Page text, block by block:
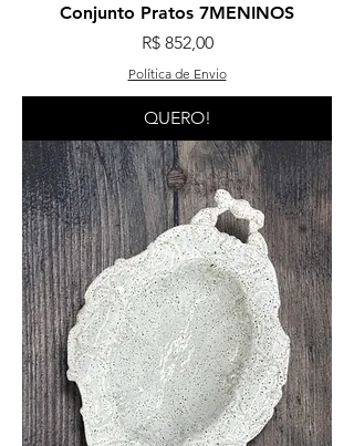
Conjunto Pratos 7MENINOS
Preço
R$ 852,00
Política de Envio
QUERO!